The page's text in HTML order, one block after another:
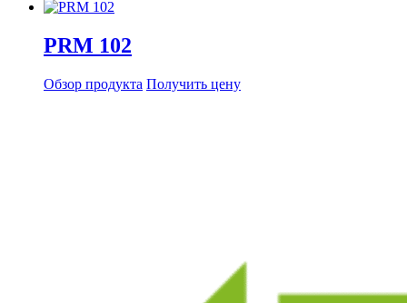
PRM 102
Обзор продукта Получить цену